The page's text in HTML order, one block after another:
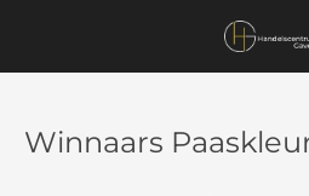
hoofdinhoud
Winnaars